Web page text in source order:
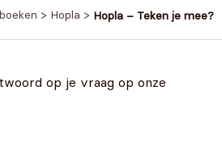
> Hopla > Hopla – Teken je mee?
op je vraag op onze